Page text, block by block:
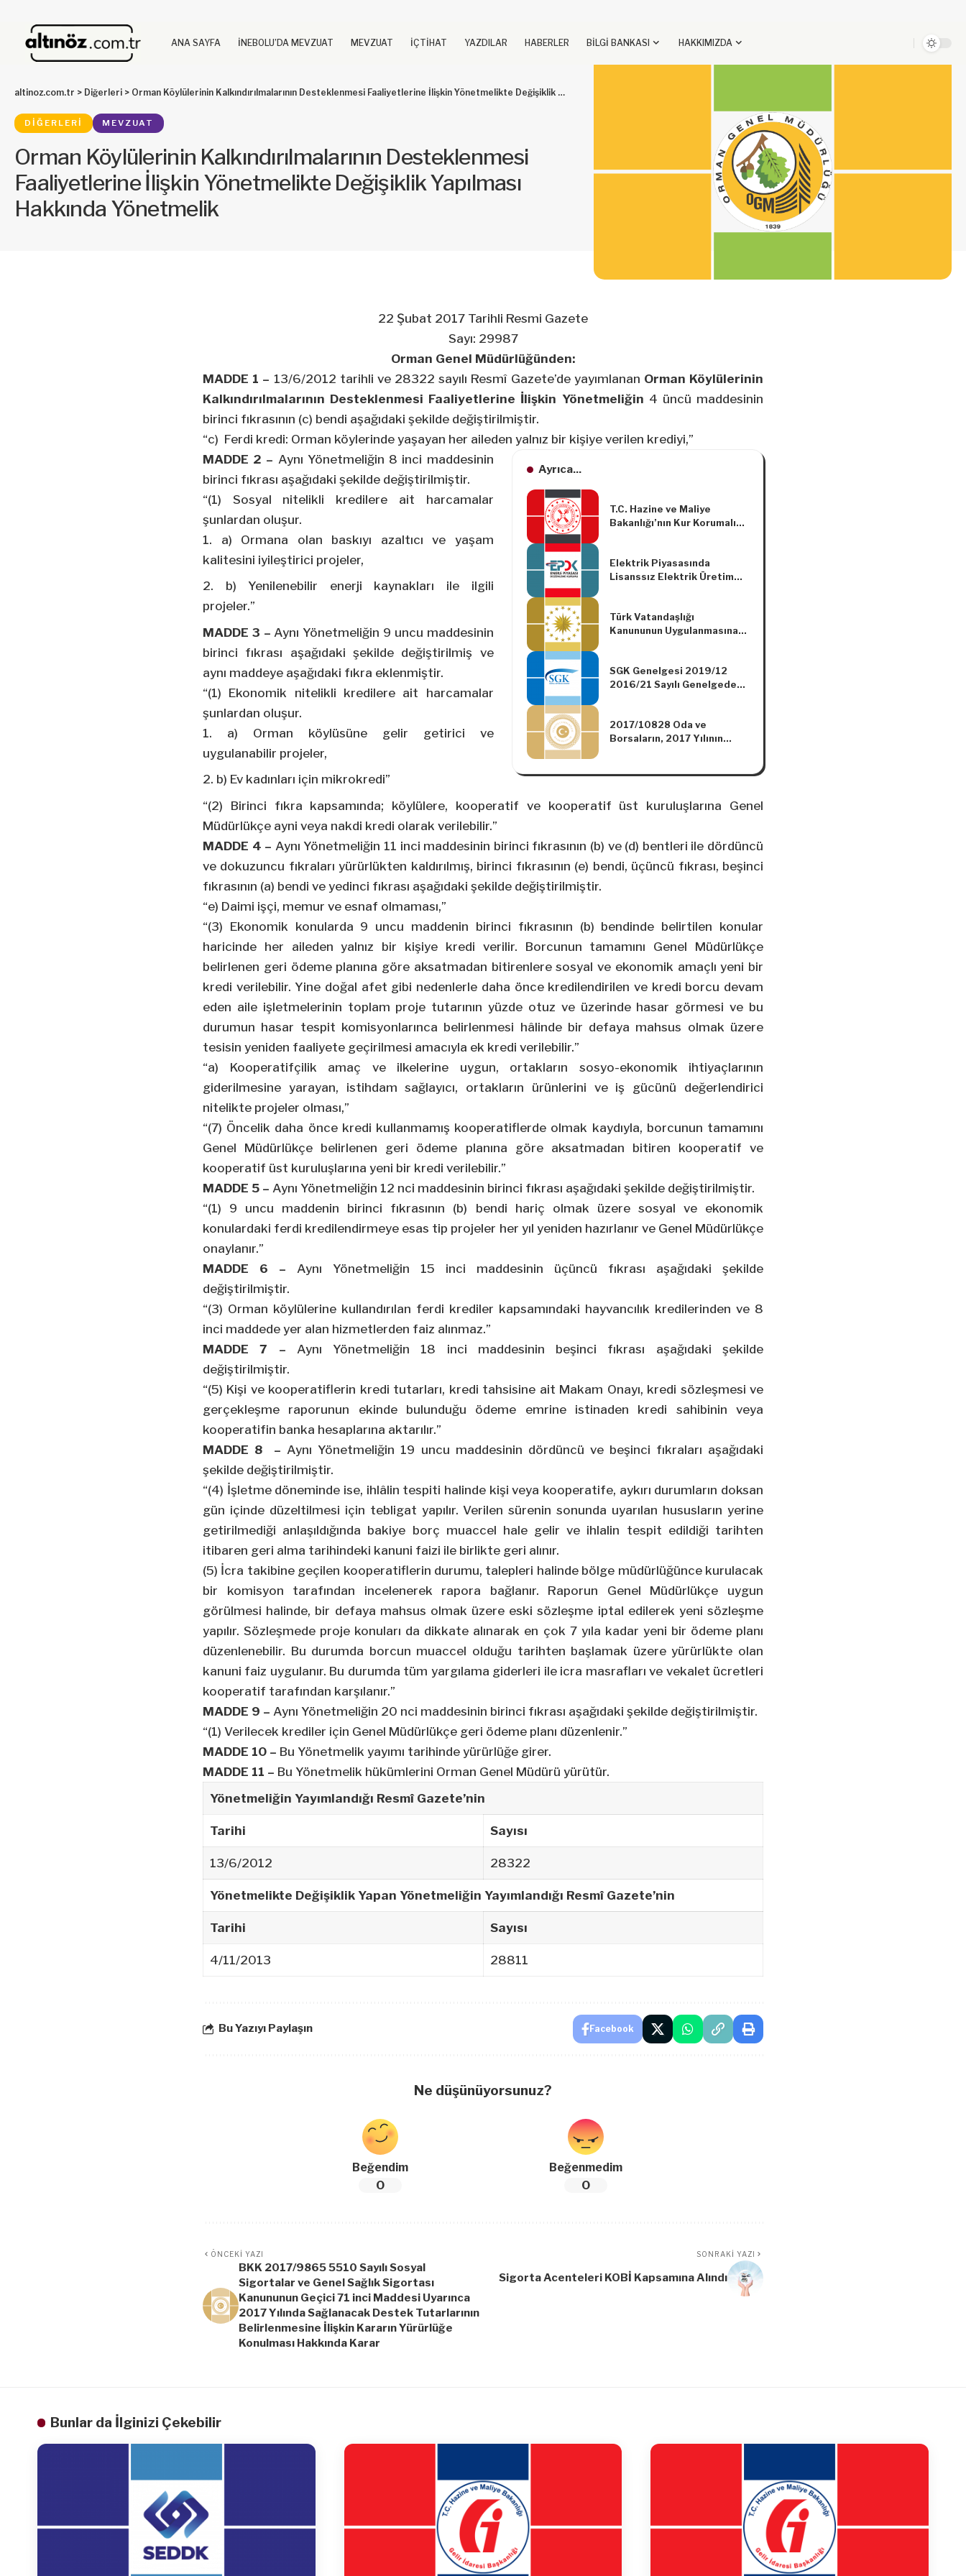
ANA SAYFA İNEBOLU’DA MEVZUAT MEVZUAT İÇTİHAT YAZDILAR HABERLER BİLGİ BANKASI HAKKIMIZDA
altinoz.com.tr > Diğerleri > Orman Köylülerinin Kalkındırılmalarının Desteklenmesi Faaliyetlerine İlişkin Yönetmelikte Değişiklik Yapılması Hakkında Yönetmelik
DIĞERLERI MEVZUAT
Orman Köylülerinin Kalkındırılmalarının Desteklenmesi
Faaliyetlerine İlişkin Yönetmelikte Değişiklik Yapılması
Hakkında Yönetmelik
22 Şubat 2017 Tarihli Resmi Gazete
Sayı: 29987
Orman Genel Müdürlüğünden:
MADDE 1 – 13/6/2012 tarihli ve 28322 sayılı Resmî Gazete’de yayımlanan Orman Köylülerinin
Kalkındırılmalarının Desteklenmesi Faaliyetlerine İlişkin Yönetmeliğin 4 üncü maddesinin
birinci fıkrasının (c) bendi aşağıdaki şekilde değiştirilmiştir.
“c) Ferdi kredi: Orman köylerinde yaşayan her aileden yalnız bir kişiye verilen krediyi,”
Ayrıca...
T.C. Hazine ve Maliye
Bakanlığı’nın Kur Korumalı
Uygulama Esasları Hakkında
Basın Açıklaması
Elektrik Piyasasında
Lisanssız Elektrik Üretim
Yönetmelik
Türk Vatandaşlığı
Kanununun Uygulanmasına
Yönetmelik (Karar Sayısı:
106)
SGK Genelgesi 2019/12
2016/21 Sayılı Genelgede
2017/10828 Oda ve
Borsaların, 2017 Yılının
Gereken Organ Seçimlerinin
MADDE 2 – Aynı Yönetmeliğin 8 inci maddesinin
birinci fıkrası aşağıdaki şekilde değiştirilmiştir.
“(1) Sosyal nitelikli kredilere ait harcamalar
şunlardan oluşur.
a) Ormana olan baskıyı azaltıcı ve yaşam
kalitesini iyileştirici projeler,
b) Yenilenebilir enerji kaynakları ile ilgili
projeler.”
MADDE 3 – Aynı Yönetmeliğin 9 uncu maddesinin
birinci fıkrası aşağıdaki şekilde değiştirilmiş ve
aynı maddeye aşağıdaki fıkra eklenmiştir.
“(1) Ekonomik nitelikli kredilere ait harcamalar
şunlardan oluşur.
a) Orman köylüsüne gelir getirici ve
uygulanabilir projeler,
b) Ev kadınları için mikrokredi”
“(2) Birinci fıkra kapsamında; köylülere, kooperatif ve kooperatif üst kuruluşlarına Genel
Müdürlükçe ayni veya nakdi kredi olarak verilebilir.”
MADDE 4 – Aynı Yönetmeliğin 11 inci maddesinin birinci fıkrasının (b) ve (d) bentleri ile dördüncü
ve dokuzuncu fıkraları yürürlükten kaldırılmış, birinci fıkrasının (e) bendi, üçüncü fıkrası, beşinci
fıkrasının (a) bendi ve yedinci fıkrası aşağıdaki şekilde değiştirilmiştir.
“e) Daimi işçi, memur ve esnaf olmaması,”
“(3) Ekonomik konularda 9 uncu maddenin birinci fıkrasının (b) bendinde belirtilen konular
haricinde her aileden yalnız bir kişiye kredi verilir. Borcunun tamamını Genel Müdürlükçe
belirlenen geri ödeme planına göre aksatmadan bitirenlere sosyal ve ekonomik amaçlı yeni bir
kredi verilebilir. Yine doğal afet gibi nedenlerle daha önce kredilendirilen ve kredi borcu devam
eden aile işletmelerinin toplam proje tutarının yüzde otuz ve üzerinde hasar görmesi ve bu
durumun hasar tespit komisyonlarınca belirlenmesi hâlinde bir defaya mahsus olmak üzere
tesisin yeniden faaliyete geçirilmesi amacıyla ek kredi verilebilir.”
“a) Kooperatifçilik amaç ve ilkelerine uygun, ortakların sosyo-ekonomik ihtiyaçlarının
giderilmesine yarayan, istihdam sağlayıcı, ortakların ürünlerini ve iş gücünü değerlendirici
nitelikte projeler olması,”
“(7) Öncelik daha önce kredi kullanmamış kooperatiflerde olmak kaydıyla, borcunun tamamını
Genel Müdürlükçe belirlenen geri ödeme planına göre aksatmadan bitiren kooperatif ve
kooperatif üst kuruluşlarına yeni bir kredi verilebilir.”
MADDE 5 – Aynı Yönetmeliğin 12 nci maddesinin birinci fıkrası aşağıdaki şekilde değiştirilmiştir.
“(1) 9 uncu maddenin birinci fıkrasının (b) bendi hariç olmak üzere sosyal ve ekonomik
konulardaki ferdi kredilendirmeye esas tip projeler her yıl yeniden hazırlanır ve Genel Müdürlükçe
onaylanır.”
MADDE 6 – Aynı Yönetmeliğin 15 inci maddesinin üçüncü fıkrası aşağıdaki şekilde
değiştirilmiştir.
“(3) Orman köylülerine kullandırılan ferdi krediler kapsamındaki hayvancılık kredilerinden ve 8
inci maddede yer alan hizmetlerden faiz alınmaz.”
MADDE 7 – Aynı Yönetmeliğin 18 inci maddesinin beşinci fıkrası aşağıdaki şekilde
değiştirilmiştir.
“(5) Kişi ve kooperatiflerin kredi tutarları, kredi tahsisine ait Makam Onayı, kredi sözleşmesi ve
gerçekleşme raporunun ekinde bulunduğu ödeme emrine istinaden kredi sahibinin veya
kooperatifin banka hesaplarına aktarılır.”
MADDE 8 – Aynı Yönetmeliğin 19 uncu maddesinin dördüncü ve beşinci fıkraları aşağıdaki
şekilde değiştirilmiştir.
“(4) İşletme döneminde ise, ihlâlin tespiti halinde kişi veya kooperatife, aykırı durumların doksan
gün içinde düzeltilmesi için tebligat yapılır. Verilen sürenin sonunda uyarılan hususların yerine
getirilmediği anlaşıldığında bakiye borç muaccel hale gelir ve ihlalin tespit edildiği tarihten
itibaren geri alma tarihindeki kanuni faizi ile birlikte geri alınır.
(5) İcra takibine geçilen kooperatiflerin durumu, talepleri halinde bölge müdürlüğünce kurulacak
bir komisyon tarafından incelenerek rapora bağlanır. Raporun Genel Müdürlükçe uygun
görülmesi halinde, bir defaya mahsus olmak üzere eski sözleşme iptal edilerek yeni sözleşme
yapılır. Sözleşmede proje konuları da dikkate alınarak en çok 7 yıla kadar yeni bir ödeme planı
düzenlenebilir. Bu durumda borcun muaccel olduğu tarihten başlamak üzere yürürlükte olan
kanuni faiz uygulanır. Bu durumda tüm yargılama giderleri ile icra masrafları ve vekalet ücretleri
kooperatif tarafından karşılanır.”
MADDE 9 – Aynı Yönetmeliğin 20 nci maddesinin birinci fıkrası aşağıdaki şekilde değiştirilmiştir.
“(1) Verilecek krediler için Genel Müdürlükçe geri ödeme planı düzenlenir.”
MADDE 10 – Bu Yönetmelik yayımı tarihinde yürürlüğe girer.
MADDE 11 – Bu Yönetmelik hükümlerini Orman Genel Müdürü yürütür.
Yönetmeliğin Yayımlandığı Resmî Gazete’nin
Tarihi Sayısı
13/6/2012 28322
Yönetmelikte Değişiklik Yapan Yönetmeliğin Yayımlandığı Resmî Gazete’nin
Tarihi Sayısı
4/11/2013 28811
Bu Yazıyı Paylaşın Facebook
Ne düşünüyorsunuz?
Beğendim
0
Beğenmedim
0
ÖNCEKI YAZI
BKK 2017/9865 5510 Sayılı Sosyal
Sigortalar ve Genel Sağlık Sigortası
Kanununun Geçici 71 inci Maddesi Uyarınca
2017 Yılında Sağlanacak Destek Tutarlarının
Belirlenmesine İlişkin Kararın Yürürlüğe
Konulması Hakkında Karar
SONRAKI YAZI
Sigorta Acenteleri KOBİ Kapsamına Alındı
Bunlar da İlginizi Çekebilir